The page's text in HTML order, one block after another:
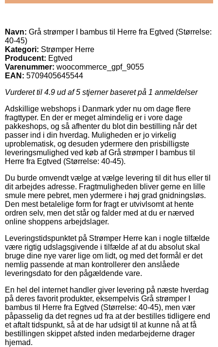
Navn: Grå strømper I bambus til Herre fra Egtved (Størrelse:
40-45)
Kategori: Strømper Herre
Producent: Egtved
Varenummer: woocommerce_gpf_9055
EAN: 5709405645544
Vurderet til 4.9 ud af 5 stjerner baseret på 1 anmeldelser
Adskillige webshops i Danmark yder nu om dage flere
fragttyper. En der er meget almindelig er i vore dage
pakkeshops, og så afhenter du blot din bestilling når det
passer ind i din hverdag. Muligheden er jo virkelig
uproblematisk, og desuden ydermere den prisbilligste
leveringsmulighed ved køb af Grå strømper I bambus til
Herre fra Egtved (Størrelse: 40-45).
Du burde omvendt vælge at vælge levering til dit hus eller til
dit arbejdes adresse. Fragtmuligheden bliver gerne en lille
smule mere pebret, men ydermere i høj grad gnidningsløs.
Den mest betalelige form for fragt er utvivlsomt at hente
ordren selv, men det står og falder med at du er nærved
online shoppens arbejdslager.
Leveringstidspunktet på Strømper Herre kan i nogle tilfælde
være rigtig udslagsgivende i tilfælde af at du absolut skal
bruge dine nye varer lige om lidt, og med det formål er det
nemlig passende at man kontrollerer den anslåede
leveringsdato for den pågældende vare.
En hel del internet handler giver levering på næste hverdag
på deres favorit produkter, eksempelvis Grå strømper I
bambus til Herre fra Egtved (Størrelse: 40-45), men vær
påpasselig da det regnes ud fra at der bestilles tidligere end
et aftalt tidspunkt, så at de har udsigt til at kunne nå at få
bestillingen skippet afsted inden medarbejderne drager
hjemad.